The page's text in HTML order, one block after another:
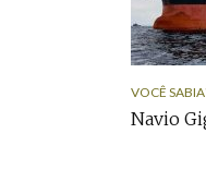
VOCÊ
Navio